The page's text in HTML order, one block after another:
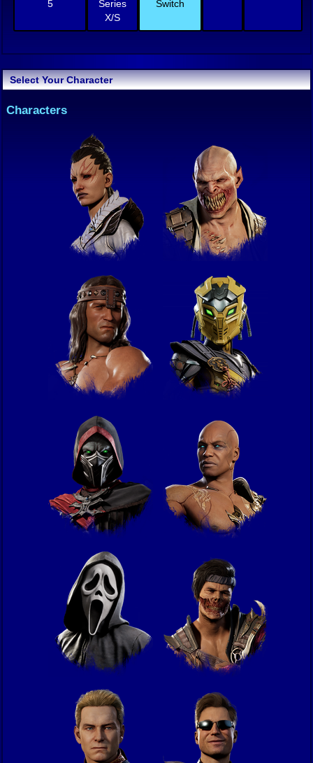
5
Series
X/S
Switch
Select Your Character
Characters